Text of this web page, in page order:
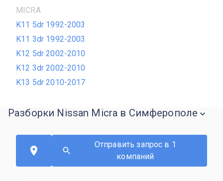
MICRA
K11 5dr 1992-2003
K11 3dr 1992-2003
K12 5dr 2002-2010
K12 3dr 2002-2010
K13 5dr 2010-2017
Разборки Nissan Micra в Симферополе
Отправить запрос в 1
компаний